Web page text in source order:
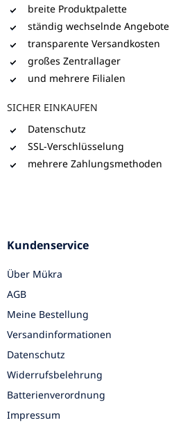
breite Produktpalette
ständig wechselnde Angebote
transparente Versandkosten
großes Zentrallager
und mehrere Filialen
SICHER EINKAUFEN
Datenschutz
SSL-Verschlüsselung
mehrere Zahlungsmethoden
Kundenservice
Über Mükra
AGB
Meine Bestellung
Versandinformationen
Datenschutz
Widerrufsbelehrung
Batterienverordnung
Impressum